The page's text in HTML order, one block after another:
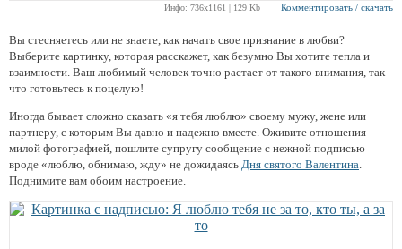
Инфо: 736х1161 | 129 Kb Комментировать / скачать
Вы стесняетесь или не знаете, как начать свое признание в любви?
Выберите картинку, которая расскажет, как безумно Вы хотите тепла и
взаимности. Ваш любимый человек точно растает от такого внимания, так
что готовьтесь к поцелую!
Иногда бывает сложно сказать «я тебя люблю» своему мужу, жене или
партнеру, с которым Вы давно и надежно вместе. Оживите отношения
милой фотографией, пошлите супругу сообщение с нежной подписью
вроде «люблю, обнимаю, жду» не дожидаясь Дня святого Валентина
Поднимите вам обоим настроение.